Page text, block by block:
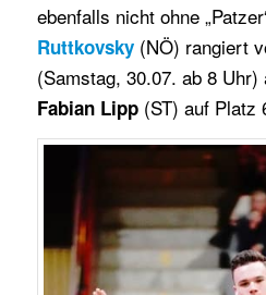
ebenfalls nicht ohne
Ruttkovsky(NÖ) rangiert
(Samstag, 30.07. ab 8
Fabian Lipp(ST) auf Platz